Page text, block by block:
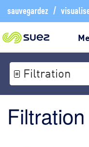
sauvegardez /
Filtration
Filtration